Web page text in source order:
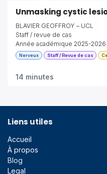
Unmasking cystic
BLAVIER GEOFFROY – UCL
Staff / revue de cas
Année académique 2025-2026
Nerveux Staff / Revue de cas
14 minutes
Liens utiles
Accueil
À propos
Blog
Legal